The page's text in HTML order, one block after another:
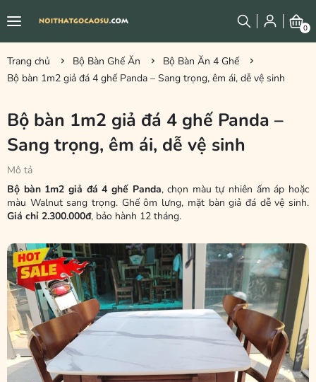
0
Trang chủ Bộ Bàn Ghế Ăn
Bộ Bàn Ăn 4 Ghế
Bộ bàn 1m2 giả đá 4 ghế Panda – Sang trọng, êm ái, dễ vệ sinh
Bộ bàn 1m2 giả đá 4 ghế Panda –
Sang trọng, êm ái, dễ vệ sinh
Mô tả
Bộ bàn 1m2 giả đá 4 ghế Panda, chọn màu tự nhiên ấm áp hoặc
màu Walnut sang trọng. Ghế ôm lưng, mặt bàn giả đá dễ vệ sinh.
Giá chỉ 2.300.000đ, bảo hành 12 tháng.